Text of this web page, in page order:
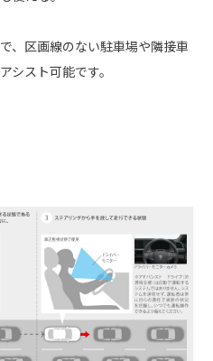
、区画線のない駐車場や隣接車
シスト可能です。